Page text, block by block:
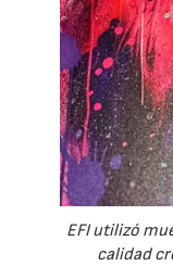
EFI utilizó
calidad